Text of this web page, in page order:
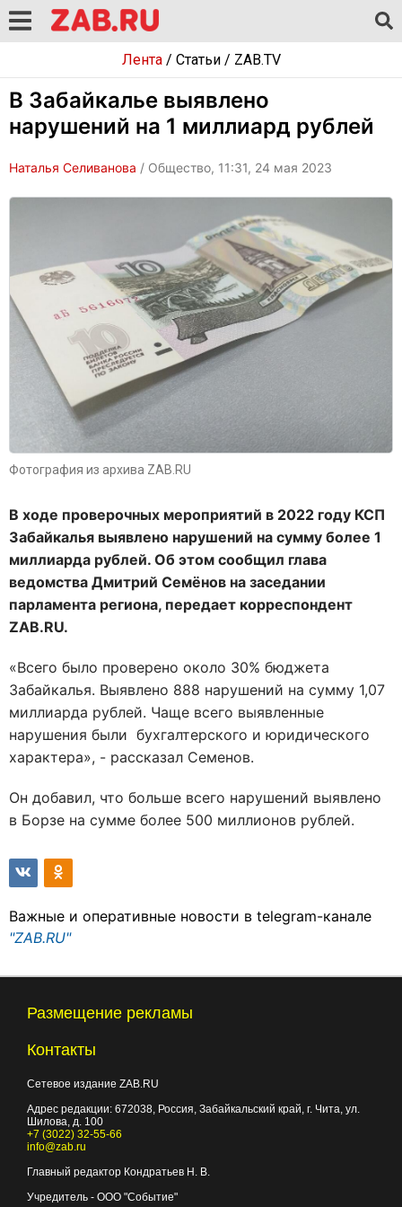
Лента/ Статьи/ ZAB.TV
В Забайкалье выявлено
нарушений на 1 миллиард рублей
Наталья Селиванова / Общество, 11:31, 24 мая 2023
Фотография из архива ZAB.RU
В ходе проверочных мероприятий в 2022 году КСП
Забайкалья выявлено нарушений на сумму более 1
миллиарда рублей. Об этом сообщил глава
ведомства Дмитрий Семёнов на заседании
парламента региона, передает корреспондент
ZAB.RU.
«Всего было проверено около 30% бюджета
Забайкалья. Выявлено 888 нарушений на сумму 1,07
миллиарда рублей. Чаще всего выявленные
нарушения были бухгалтерского и юридического
характера», - рассказал Семенов.
Он добавил, что больше всего нарушений выявлено
в Борзе на сумме более 500 миллионов рублей.
Важные и оперативные новости в telegram-канале
"ZAB.RU"
Размещение рекламы
Контакты
Сетевое издание ZAB.RU
Адрес редакции: 672038 , Россия, Забайкальский край, г. Чита ул.
Шилова, д. 100
+7 (3022) 32-55-66
info@zab.ru
Главный редактор Кондратьев Н. В.
Учредитель - ООО "Событие"